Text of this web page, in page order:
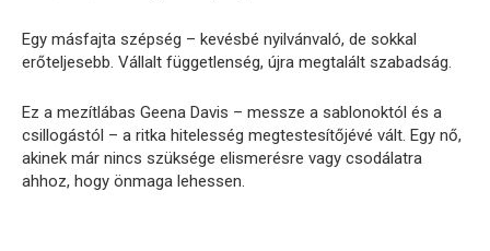
Egy másfajta szépség – kevésbé nyilvánvaló, de sokkal
erőteljesebb. Vállalt függetlenség, újra megtalált szabadság.
Ez a mezítlábas Geena Davis – messze a sablonoktól és a
csillogástól – a ritka hitelesség megtestesítőjévé vált. Egy nő,
akinek már nincs szüksége elismerésre vagy csodálatra
ahhoz, hogy önmaga lehessen.